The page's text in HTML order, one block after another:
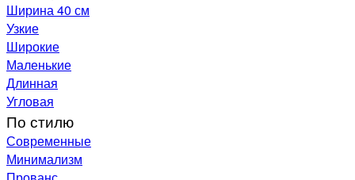
Ширина 40 см
Узкие
Широкие
Маленькие
Длинная
Угловая
По стилю
Современные
Минимализм